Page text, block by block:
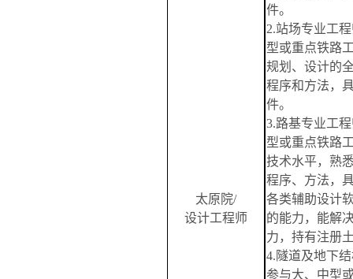
太原院/
设计工程师
件。
2.站场专业工
型或重点铁路
规划、设计的
程序和方法，
件。
3.路基专业工
型或重点铁路
技术水平，熟
程序、方法，
各类辅助设计
的能力，能解
力，持有注册
4.隧道及地下
参与大、中型